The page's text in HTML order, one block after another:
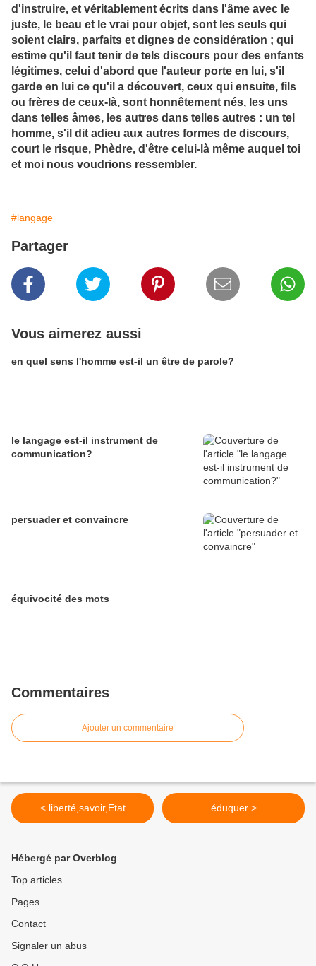
d'instruire, et véritablement écrits dans l'âme avec le
juste, le beau et le vrai pour objet, sont les seuls qui
soient clairs, parfaits et dignes de considération ; qui
estime qu'il faut tenir de tels discours pour des enfants
légitimes, celui d'abord que l'auteur porte en lui, s'il
garde en lui ce qu'il a découvert, ceux qui ensuite, fils
ou frères de ceux-là, sont honnêtement nés, les uns
dans telles âmes, les autres dans telles autres : un tel
homme, s'il dit adieu aux autres formes de discours,
court le risque, Phèdre, d'être celui-là même auquel toi
et moi nous voudrions ressembler.
#langage
Partager
Vous aimerez aussi
en quel sens l'homme est-il un être de parole?
le langage est-il instrument de
communication?
persuader et convaincre
équivocité des mots
Commentaires
Ajouter un commentaire
< liberté,savoir,Etat éduquer >
Hébergé par Overblog
Top articles
Pages
Contact
Signaler un abus